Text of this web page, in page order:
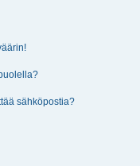
sähköpostia?